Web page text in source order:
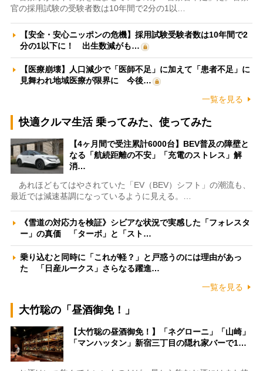
官の採用試験の受験者数は10年間で2分の1以…
【安全・安心ニッポンの危機】採用試験受験者数は10年間で2
分の1以下に！ 出生数減がも…
【医療崩壊】人口減少で「医師不足」に加えて「患者不足」に
見舞われ地域医療が限界に 今後…
一覧を見る
快適クルマ生活 乗ってみた、使ってみた
【4ヶ月間で受注累計6000台】BEV普及の障壁と
なる「航続距離の不安」「充電のストレス」解
消…
あれほどもてはやされていた「EV（BEV）シフト」の潮流も、
最近では減速基調になっているように見える。…
《雪道の対応力を検証》シビアな状況で実感した「フォレスタ
ー」の真価 「ターボ」と「スト…
乗り込むと同時に「これが軽？」と戸惑うのには理由があっ
た 「日産ルークス」さらなる躍進…
一覧を見る
大竹聡の「昼酒御免！」
【大竹聡の昼酒御免！】「ネグローニ」「山崎」
「マンハッタン」新宿三丁目の隠れ家バーで1…